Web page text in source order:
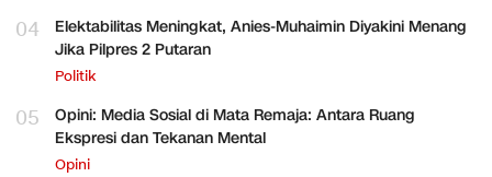
04
Elektabilitas Meningkat, Anies-Muhaimin Diyakini Menang
Jika Pilpres 2 Putaran
Politik
05
Opini: Media Sosial di Mata Remaja: Antara Ruang
Ekspresi dan Tekanan Mental
Opini